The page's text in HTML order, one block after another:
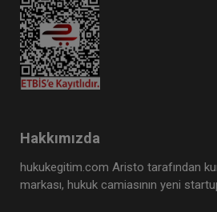
Hakkımızda
hukukegitim.com Aristo tarafından
markası, hukuk camiasının yeni